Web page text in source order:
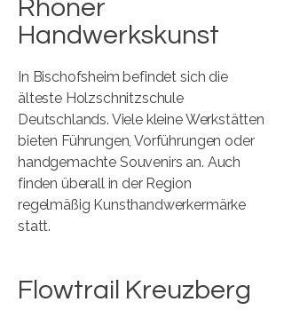
Rhöner
Handwerkskunst
In Bischofsheim befindet sich die
älteste Holzschnitzschule
Deutschlands. Viele kleine Werkstätten
bieten Führungen, Vorführungen oder
handgemachte Souvenirs an. Auch
finden überall in der Region
regelmäßig Kunsthandwerkermärke
statt.
Flowtrail Kreuzberg